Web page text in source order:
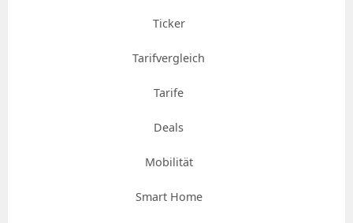
Ticker
Tarifvergleich
Tarife
Deals
Mobilität
Smart Home